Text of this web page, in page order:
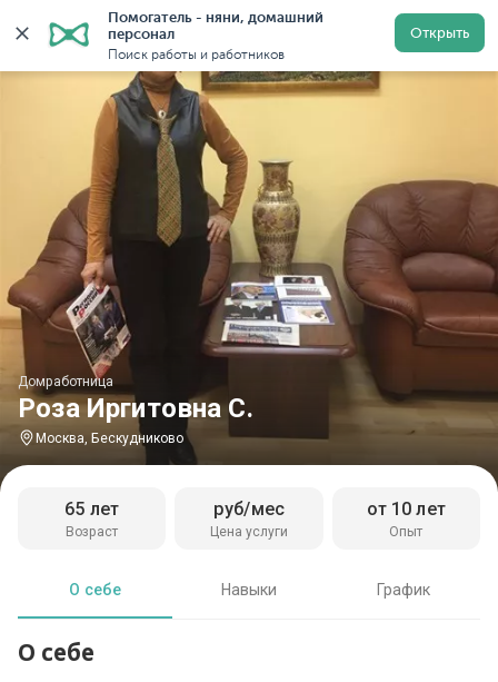
Помогатель - няни, домашний
персонал
Поиск работы и работников
Открыть
Главная Домработницы Домработницы в Москве
Роза Иргитовна С.
Домработница
Москва, Бескудниково
Возраст
65 лет
Цена услуги
руб/мес
Опыт
от 10 лет
О себе Навыки График
О себе